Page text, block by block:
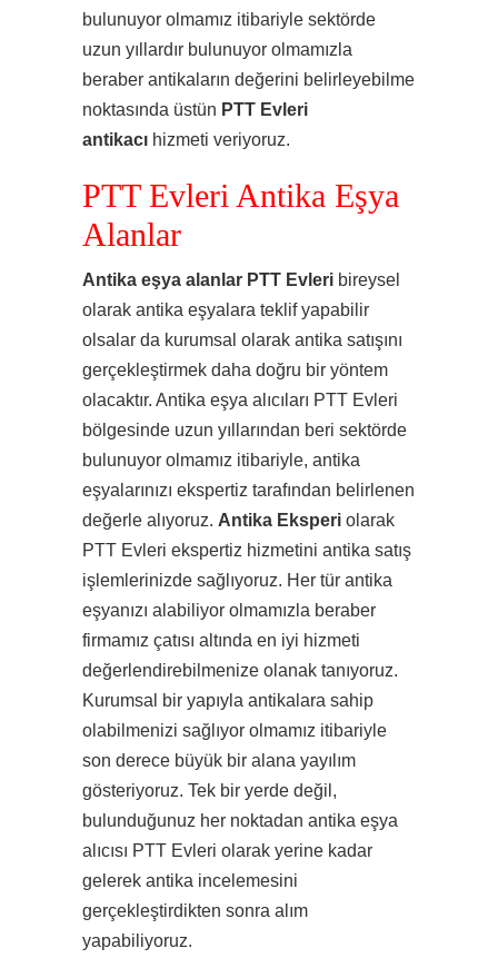
bulunuyor olmamız itibariyle sektörde
uzun yıllardır bulunuyor olmamızla
beraber antikaların değerini belirleyebilme
noktasında üstün PTT Evleri
antikacı hizmeti veriyoruz.
PTT Evleri Antika Eşya
Alanlar
Antika eşya alanlar PTT Evleri bireysel
olarak antika eşyalara teklif yapabilir
olsalar da kurumsal olarak antika satışını
gerçekleştirmek daha doğru bir yöntem
olacaktır. Antika eşya alıcıları PTT Evleri
bölgesinde uzun yıllarından beri sektörde
bulunuyor olmamız itibariyle, antika
eşyalarınızı ekspertiz tarafından belirlenen
değerle alıyoruz. Antika Eksperi olarak
PTT Evleri ekspertiz hizmetini antika satış
işlemlerinizde sağlıyoruz. Her tür antika
eşyanızı alabiliyor olmamızla beraber
firmamız çatısı altında en iyi hizmeti
değerlendirebilmenize olanak tanıyoruz.
Kurumsal bir yapıyla antikalara sahip
olabilmenizi sağlıyor olmamız itibariyle
son derece büyük bir alana yayılım
gösteriyoruz. Tek bir yerde değil,
bulunduğunuz her noktadan antika eşya
alıcısı PTT Evleri olarak yerine kadar
gelerek antika incelemesini
gerçekleştirdikten sonra alım
yapabiliyoruz.